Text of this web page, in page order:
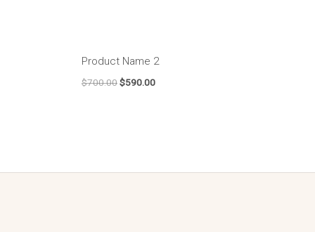
Product Name 2
$700.00$590.00